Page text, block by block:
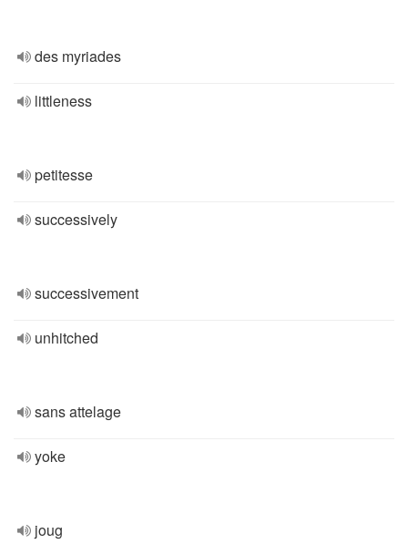
des myriades
littleness
petitesse
successively
successivement
unhitched
sans attelage
yoke
joug